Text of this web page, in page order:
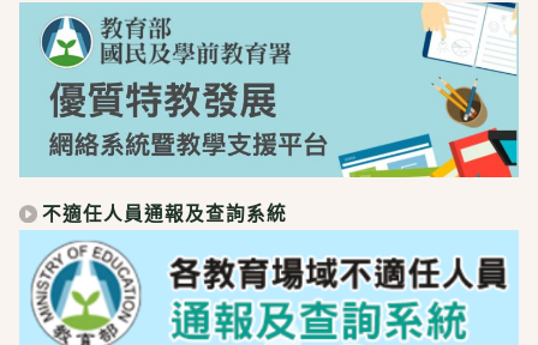
不適任人員通報及查詢系統